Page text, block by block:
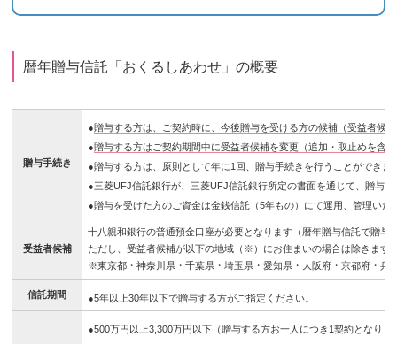
暦年贈与信託「おくるしあわせ」の概要
贈与手続き
●贈与する方は、ご契約時に、今後贈与を受ける方の候補（受益者候
●贈与する方はご契約期間中に受益者候補を変更（追加・取止めを含
●贈与する方は、原則として年に1回、贈与手続きを行うことができま
●三菱UFJ信託銀行が、三菱UFJ信託銀行所定の書面を通じて、贈与
●贈与を受けた方のご資金は金銭信託（5年もの）にて運用、管理いた
受益者候補
十八親和銀行の普通預金口座が必要となります（暦年贈与信託で贈
ただし、受益者候補が以下の地域（※）にお住まいの場合は除きます
※東京都・神奈川県・千葉県・埼玉県・愛知県・大阪府・京都府・
信託期間 ●5年以上30年以下で贈与する方がご指定ください。
●500万円以上3,300万円以下（贈与する方お一人につき1契約となりま